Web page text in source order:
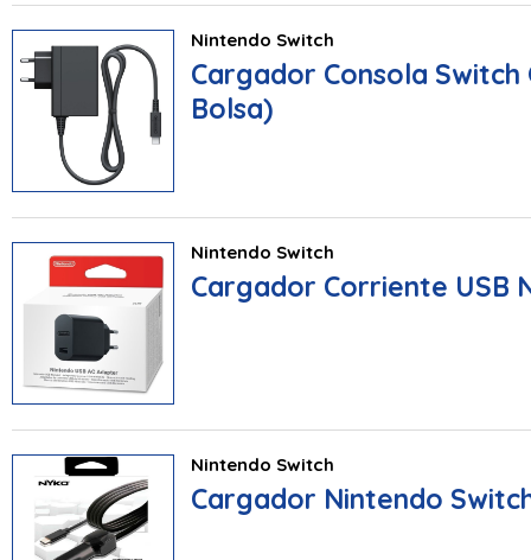
Nintendo Switch
Cargador Consola Switch
Bolsa)
Nintendo Switch
Cargador Corriente USB
Nintendo Switch
Cargador Nintendo